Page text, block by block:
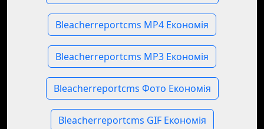
Bleacherreportcms MP4 Економія
Bleacherreportcms MP3 Економія
Bleacherreportcms Фото Економія
Bleacherreportcms GIF Економія